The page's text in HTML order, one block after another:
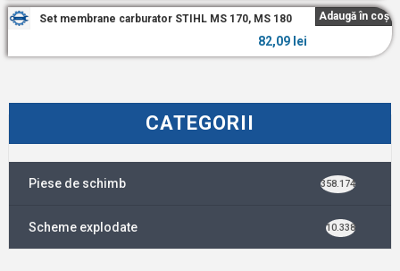
Set membrane carburator STIHL MS 170, MS 180
82,09 lei
Adaugă în coș
CATEGORII
Piese de schimb 358.174
Scheme explodate 10.338